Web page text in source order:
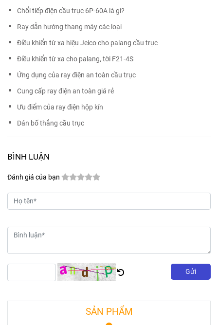
Chổi tiếp điện cầu trục 6P-60A là gì?
Ray dẫn hướng thang máy các loại
Điều khiển từ xa hiệu Jeico cho palang cầu trục
Điều khiển từ xa cho palang, tời F21-4S
Ứng dụng của ray điện an toàn cầu trục
Cung cấp ray điện an toàn giá rẻ
Ưu điểm của ray điện hộp kín
Dán bố thắng cầu trục
BÌNH LUẬN
Đánh giá của bạn
Gửi
SẢN PHẨM